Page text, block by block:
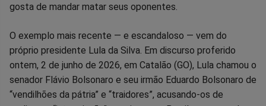
gosta de mandar matar seus oponentes.
O exemplo mais recente — e escandaloso — vem do
próprio presidente Lula da Silva. Em discurso proferido
ontem, 2 de junho de 2026, em Catalão (GO), Lula chamou o
senador Flávio Bolsonaro e seu irmão Eduardo Bolsonaro de
“vendilhões da pátria” e “traidores”, acusando-os de